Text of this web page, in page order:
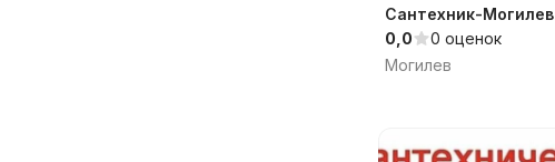
Сантехник-Могилев
0,0
0 оценок
Могилев